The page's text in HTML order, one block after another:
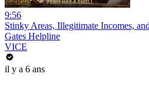
9:56
Stinky Areas, Illegitimate Incomes,
Gates Helpline
VICE
il y a 6 ans